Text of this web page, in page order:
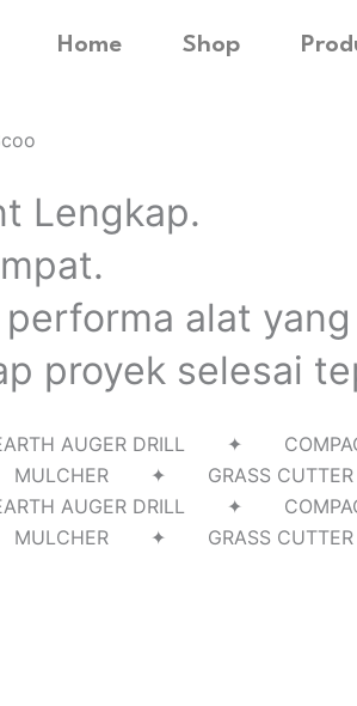
Home Shop
Lengkap.
alat
proyek selesai
EARTH AUGER DRILL ✦
MULCHER ✦ GRASS
EARTH AUGER DRILL ✦
MULCHER ✦ GRASS